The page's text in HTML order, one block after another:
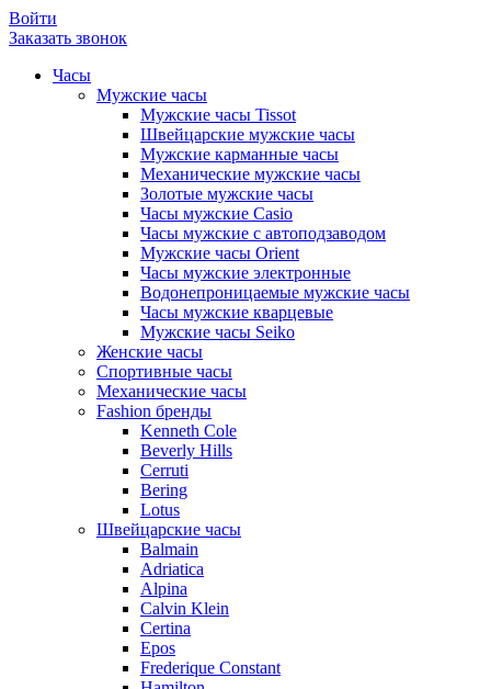
Войти
Заказать звонок
Часы
Мужские часы
Мужские часы Tissot
Швейцарские мужские часы
Мужские карманные часы
Механические мужские часы
Золотые мужские часы
Часы мужские Casio
Часы мужские с автоподзаводом
Мужские часы Orient
Часы мужские электронные
Водонепроницаемые мужские часы
Часы мужские кварцевые
Мужские часы Seiko
Женские часы
Спортивные часы
Механические часы
Fashion бренды
Kenneth Cole
Beverly Hills
Cerruti
Bering
Lotus
Швейцарские часы
Balmain
Adriatica
Alpina
Calvin Klein
Certina
Epos
Frederique Constant